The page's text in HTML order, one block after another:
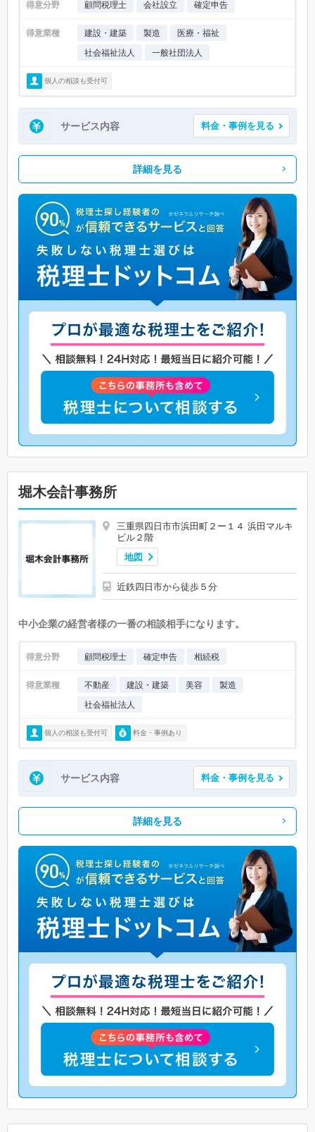
得意分野 顧問税理士 会社設立 確定申告
得意業種 建設・建築 製造
医療・福祉
社会福祉法人
一般社団法人
個人の相談も受付可
サービス内容 料金・事例を見る
詳細を見る
堀木会計事務所
三重県四日市市浜田町２ー１４ 浜田マルキ
ビル２階
地図
近鉄四日市から徒歩５分
中小企業の経営者様の一番の相談相手になります。
得意分野 顧問税理士 確定申告 相続税
得意業種 不動産 建設・建築 美容
製造
社会福祉法人
個人の相談も受付可 料金・事例あり
サービス内容 料金・事例を見る
詳細を見る